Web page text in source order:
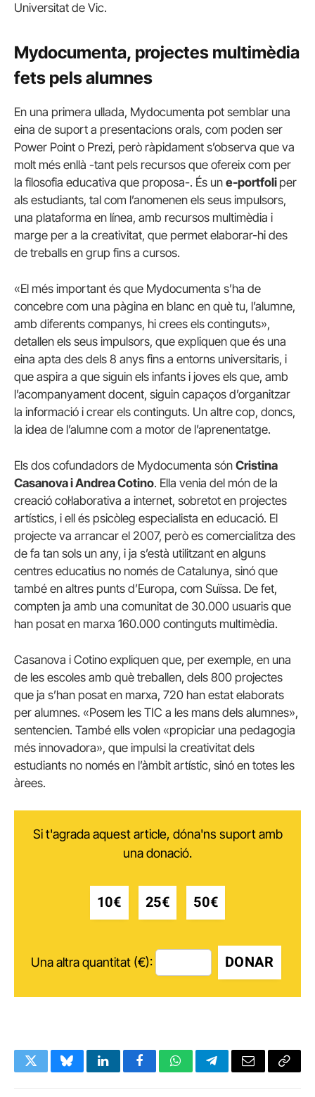
Universitat de Vic.
Mydocumenta, projectes multimèdia
fets pels alumnes
En una primera ullada, Mydocumenta pot semblar una
eina de suport a presentacions orals, com poden ser
Power Point o Prezi, però ràpidament s’observa que va
molt més enllà -tant pels recursos que ofereix com per
la filosofia educativa que proposa-. És un e-portfoli per
als estudiants, tal com l’anomenen els seus impulsors,
una plataforma en línea, amb recursos multimèdia i
marge per a la creativitat, que permet elaborar-hi des
de treballs en grup fins a cursos.
«El més important és que Mydocumenta s’ha de
concebre com una pàgina en blanc en què tu, l’alumne,
amb diferents companys, hi crees els continguts»,
detallen els seus impulsors, que expliquen que és una
eina apta des dels 8 anys fins a entorns universitaris, i
que aspira a que siguin els infants i joves els que, amb
l’acompanyament docent, siguin capaços d’organitzar
la informació i crear els continguts. Un altre cop, doncs,
la idea de l’alumne com a motor de l’aprenentatge.
Els dos cofundadors de Mydocumenta són Cristina
Casanova i Andrea Cotino. Ella venia del món de la
creació col·laborativa a internet, sobretot en projectes
artístics, i ell és psicòleg especialista en educació. El
projecte va arrancar el 2007, però es comercialitza des
de fa tan sols un any, i ja s’està utilitzant en alguns
centres educatius no només de Catalunya, sinó que
també en altres punts d’Europa, com Suïssa. De fet,
compten ja amb una comunitat de 30.000 usuaris que
han posat en marxa 160.000 continguts multimèdia.
Casanova i Cotino expliquen que, per exemple, en una
de les escoles amb què treballen, dels 800 projectes
que ja s’han posat en marxa, 720 han estat elaborats
per alumnes. «Posem les TIC a les mans dels alumnes»,
sentencien. També ells volen «propiciar una pedagogia
més innovadora», que impulsi la creativitat dels
estudiants no només en l’àmbit artístic, sinó en totes les
àrees.
Si t'agrada aquest article, dóna'ns suport amb
una donació.
10€ 25€ 50€
Una altra quantitat (€): DONAR
TwitterBlueskyLinkedInFacebookWhatsAppTelegramEmail Copy